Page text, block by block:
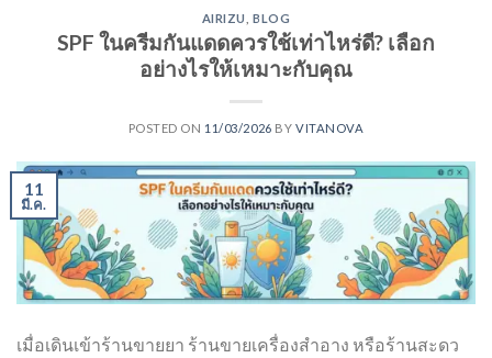
AIRIZU ,BLOG
SPF ในครีมกันแดดควรใช้เท่าไหร่ดี? เลือก
อย่างไรให้เหมาะกับคุณ
POSTED ON 11/03/2026 BY VITANOVA
11
มี.ค.
เมื่อเดินเข้าร้านขายยา ร้านขายเครื่องสำอาง หรือร้านสะดว